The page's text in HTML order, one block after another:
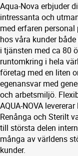
Aqua-Nova erbjuder
intressanta och
med erfaren
hos våra kunder
i tjänsten med ca 80
runtomkring i hela
företag med en liten
egenansvar med
och arbetsmiljö.
AQUA-NOVA
Renånga och Sterilt
till största delen
många av världens
kunder.